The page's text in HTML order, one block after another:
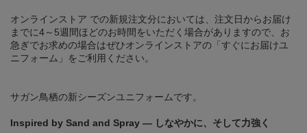
オンラインストア での新規注文分においては、注文日からお届け
までに4～5週間ほどのお時間をいただく場合がありますので、お
急ぎでお求めの場合はぜひオンラインストアの「すぐにお届けユ
ニフォーム」をご利用ください。
サガン鳥栖の新シーズンユニフォームです。
Inspired by Sand and Spray ― しなやかに、そして力強く